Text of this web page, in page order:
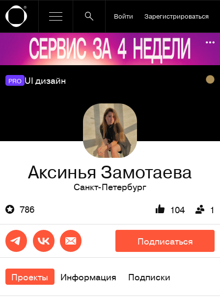
Войти Зарегистрироваться
Ссылка баннера
PRO UI дизайн
Аксинья Замотаева
Санкт-Петербург
786
104 1
Подписаться
Проекты Информация Подписки